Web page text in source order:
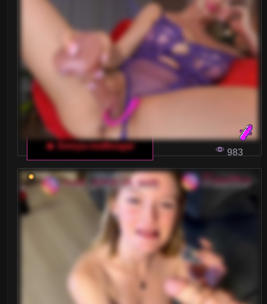
Czy kiedykolwiek zastanawiałeś się, jak włoskie
czaty dla dorosłych dobierają dla ciebie
idealnych rozmówców? Tutaj wyjaśniamy, jak
zaawansowane algorytmy i sztuczna inteligencja
wpływają na twoje doświadczenia na tych
platformach.
JAK WYBRAĆ NAJLEPSZY CZAS NA
WŁOSKI CZAT DLA DOROSŁYCH?
online, wie, że nie jest to takie proste, jak
mogłoby się wydawać. Aby w pełni wykorzystać
możliwości włoskiego czatu dla dorosłych, warto
zwrócić uwagę na idealny czas na rozmowę.
🔥 Sonya-reallsugar
983